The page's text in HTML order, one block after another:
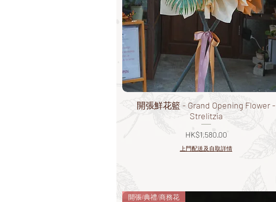
開張鮮花籃 - Grand Opening Flower -
Strelitzia
價格
HK$1,580.00
上門配送及自取詳情
開張/典禮/商務花